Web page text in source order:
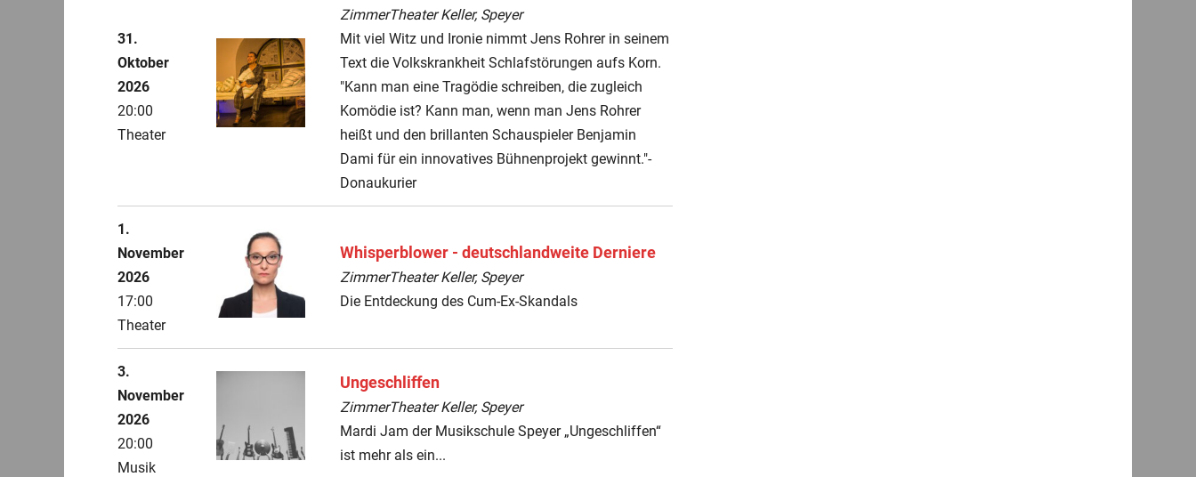
31.
Oktober
2026
20:00
Theater
ZimmerTheater Keller, Speyer
Mit viel Witz und Ironie nimmt Jens Rohrer in seinem
Text die Volkskrankheit Schlafstörungen aufs Korn.
"Kann man eine Tragödie schreiben, die zugleich
Komödie ist? Kann man, wenn man Jens Rohrer
heißt und den brillanten Schauspieler Benjamin
Dami für ein innovatives Bühnenprojekt gewinnt."-
Donaukurier
1.
November
2026
17:00
Theater
Whisperblower - deutschlandweite Derniere
ZimmerTheater Keller, Speyer
Die Entdeckung des Cum-Ex-Skandals
3.
November
2026
20:00
Musik
Ungeschliffen
ZimmerTheater Keller, Speyer
Mardi Jam der Musikschule Speyer „Ungeschliffen“
ist mehr als ein...